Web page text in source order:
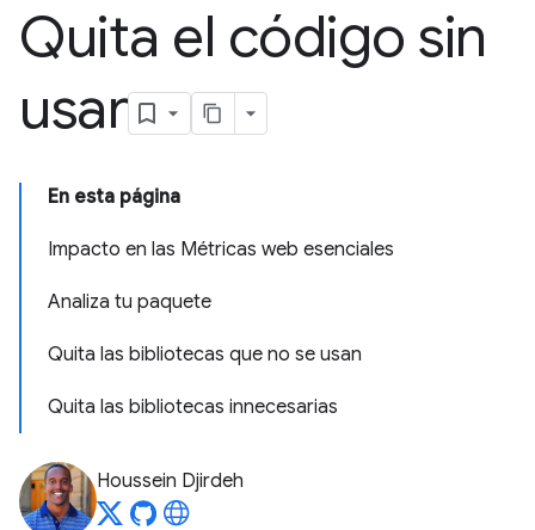
Quita el código sin
usar
En esta página
Impacto en las Métricas web esenciales
Analiza tu paquete
Quita las bibliotecas que no se usan
Quita las bibliotecas innecesarias
Houssein Djirdeh